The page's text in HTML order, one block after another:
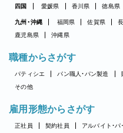
四国 愛媛県 香川県 徳島県
九州・沖縄 福岡県 佐賀県
鹿児島県
沖縄県
職種からさがす
パティシエ パン職人・パン製造
その他
雇用形態からさがす
正社員 契約社員 アルバイト・パ